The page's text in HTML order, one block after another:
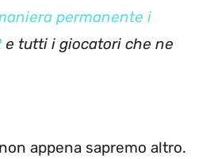
permanente i
e tutti i giocatori che ne
appena sapremo altro.